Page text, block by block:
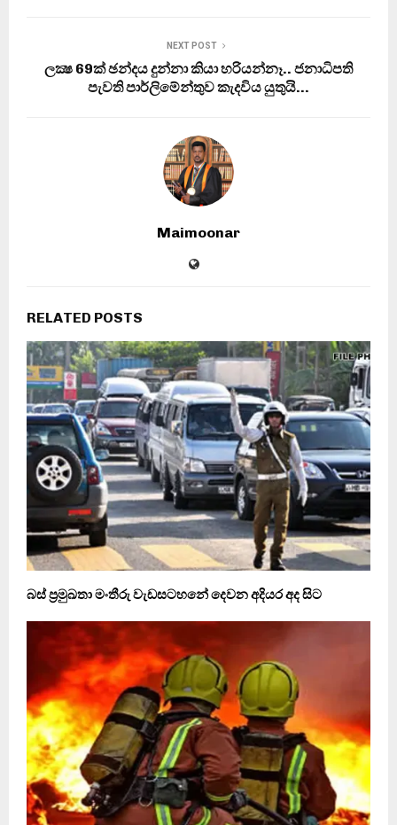
NEXT POST
ලක්‍ෂ 69ක් ඡන්දය දුන්නා කියා හරියන්නෑ.. ජනාධිපති
පැවති පාර්ලිමේන්තුව කැදවිය යුතුයි…
Maimoonar
RELATED POSTS
බස් ප‍්‍රමුඛතා මංතීරු වැඩසටහනේ දෙවන අදියර අද සිට